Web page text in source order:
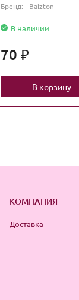
Бренд:
Baizton
В наличии
70 ₽
В корзину
КОМПАНИЯ
Доставка